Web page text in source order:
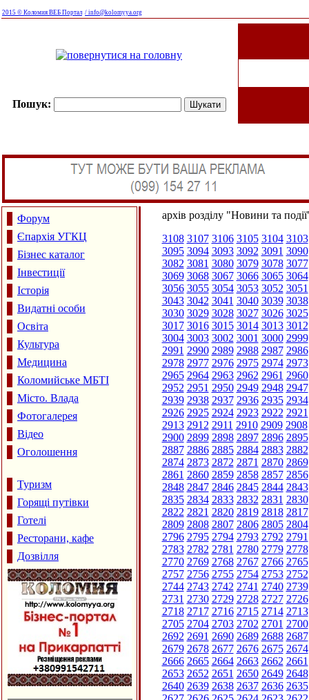
2015 © Коломия ВЕБ Портал / info@kolomyya.org
Пошук:
Форум
Єпархія УГКЦ
Бізнес каталог
Інвестиції
Історія
Видатні особи
Освіта
Культура
Медицина
Коломийське МБТІ
Місто. Влада
Фотогалерея
Відео
Оголошення
Туризм
Горящі путівки
Готелі
Ресторани, кафе
Дозвілля
архів розділу "Новини та
3108 3107 3106 3105 3104 3103
3095 3094 3093 3092 3091 3090
3082 3081 3080 3079 3078 3077
3069 3068 3067 3066 3065 3064
3056 3055 3054 3053 3052 3051
3043 3042 3041 3040 3039 3038
3030 3029 3028 3027 3026 3025
3017 3016 3015 3014 3013 3012
3004 3003 3002 3001 3000 2999
2991 2990 2989 2988 2987 2986
2978 2977 2976 2975 2974 2973
2965 2964 2963 2962 2961 2960
2952 2951 2950 2949 2948 2947
2939 2938 2937 2936 2935 2934
2926 2925 2924 2923 2922 2921
2913 2912 2911 2910 2909 2908
2900 2899 2898 2897 2896 2895
2887 2886 2885 2884 2883 2882
2874 2873 2872 2871 2870 2869
2861 2860 2859 2858 2857 2856
2848 2847 2846 2845 2844 2843
2835 2834 2833 2832 2831 2830
2822 2821 2820 2819 2818 2817
2809 2808 2807 2806 2805 2804
2796 2795 2794 2793 2792 2791
2783 2782 2781 2780 2779 2778
2770 2769 2768 2767 2766 2765
2757 2756 2755 2754 2753 2752
2744 2743 2742 2741 2740 2739
2731 2730 2729 2728 2727 2726
2718 2717 2716 2715 2714 2713
2705 2704 2703 2702 2701 2700
2692 2691 2690 2689 2688 2687
2679 2678 2677 2676 2675 2674
2666 2665 2664 2663 2662 2661
2653 2652 2651 2650 2649 2648
2640 2639 2638 2637 2636 2635